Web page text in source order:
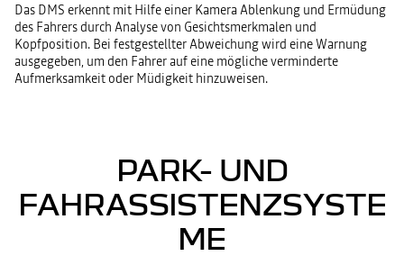
Das DMS erkennt mit Hilfe einer Kamera Ablenkung und Ermüdung
des Fahrers durch Analyse von Gesichtsmerkmalen und
Kopfposition. Bei festgestellter Abweichung wird eine Warnung
ausgegeben, um den Fahrer auf eine mögliche verminderte
Aufmerksamkeit oder Müdigkeit hinzuweisen.
PARK- UND
FAHRASSISTENZSYSTE
ME